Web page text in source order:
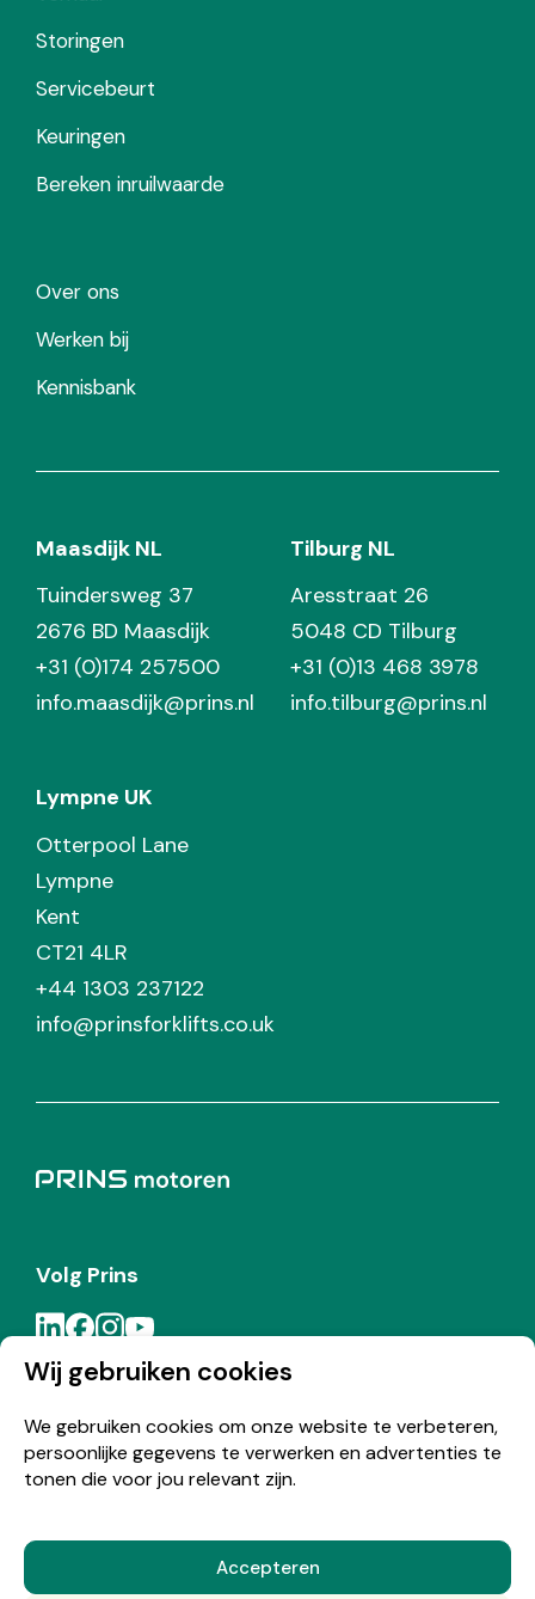
Wij gebruiken cookies
We gebruiken cookies om onze website te verbeteren,
persoonlijke gegevens te verwerken en advertenties te
tonen die voor jou relevant zijn.
Accepteren
Storingen
Servicebeurt
Keuringen
Bereken inruilwaarde
Over ons
Werken bij
Kennisbank
Maasdijk NL
Tuindersweg 37
2676 BD Maasdijk
+31 (0)174 257500
info.maasdijk@prins.nl
Tilburg NL
Aresstraat 26
5048 CD Tilburg
+31 (0)13 468 3978
info.tilburg@prins.nl
Lympne UK
Otterpool Lane
Lympne
Kent
CT21 4LR
+44 1303 237122
info@prinsforklifts.co.uk
Volg Prins
Meld je aan voor de Prins nieuwsbrief
© Copyright 2026 Prins